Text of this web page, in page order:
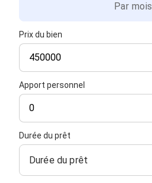
Prix du bien
Apport personnel
Durée du prêt
Durée du prêt
Par mois